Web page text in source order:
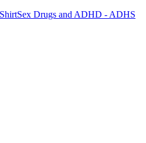
Sex Drugs and ADHD - ADHS